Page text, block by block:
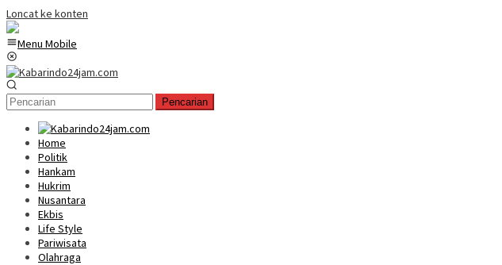
Loncat ke konten
Menu Mobile
Pencarian
Home
Politik
Hankam
Hukrim
Nusantara
Ekbis
Life Style
Pariwisata
Olahraga